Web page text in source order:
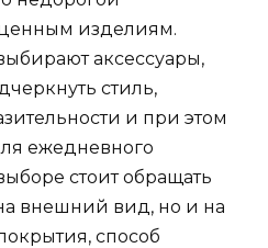
изделиям.
аксессуары,
стиль,
и при этом
ежедневного
стоит обращать
внешний вид, но и на
способ